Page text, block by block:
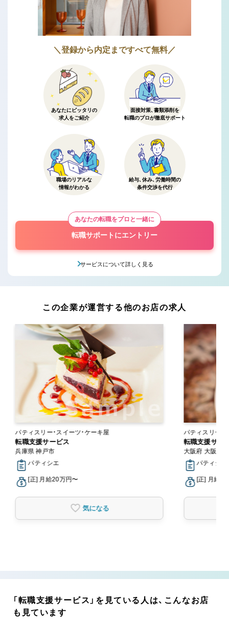
＼登録から内定まですべて無料／
あなたにピッタリの
求人をご紹介
面接対策、書類添削を
転職のプロが徹底サポート
職場のリアルな
情報がわかる
給与、休み、労働時間の
条件交渉を代行
あなたの転職をプロと一緒に
転職サポートにエントリー
サービスについて詳しく見る
この企業が運営する他のお店の求人
パティスリー・スイーツ・ケーキ屋
転職支援サービス
兵庫県 神戸市
パティシエ
[正] 月給20万円〜
気になる
パティスリー・
転職支援サー
大阪府 大阪市
パティシエ
[正] 月給
「転職支援サービス」を見ている人は、こんなお店
も見ています